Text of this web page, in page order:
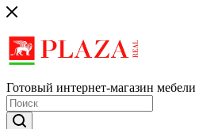
Готовый интернет-магазин мебели